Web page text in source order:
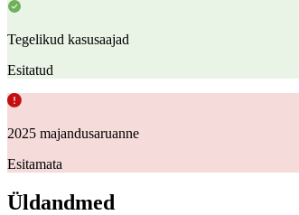
Tegelikud kasusaajad
Esitatud
2025 majandusaruanne
Esitamata
Üldandmed